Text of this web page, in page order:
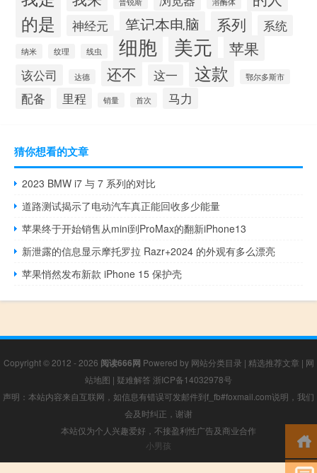
的是 神经元 笔记本电脑 系列 系统
纳米 纹理 线虫 细胞 美元 苹果
该公司 达德 还不 这一 这款 鄂尔多斯市
配备 里程 销量 首次 马力
猜你想看的文章
2023 BMW i7 与 7 系列的对比
道路测试揭示了电动汽车真正能回收多少能量
苹果终于开始销售从mini到ProMax的翻新iPhone13
新泄露的信息显示摩托罗拉 Razr+2024 的外观有多么漂亮
苹果悄然发布新款 iPhone 15 保护壳
Copyright © 2012 - 2026 阅读666网 Powered by 网站分类目录 | 精选推荐文章 | 网
站地图 | 疑难解答 浙ICP备14032978号
声明：本站内容来自互联网，如信息有错误可发邮件到f_fb#foxmail.com说明，我们
会及时纠正，谢谢
本站仅为个人兴趣爱好，不接盈利性广告及商业合作
小男孩